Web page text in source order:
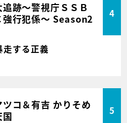
追跡～警視庁ＳＳＢ
強行犯係～ Season2
4
する正義
ツコ＆有吉 かりそめ
国
5